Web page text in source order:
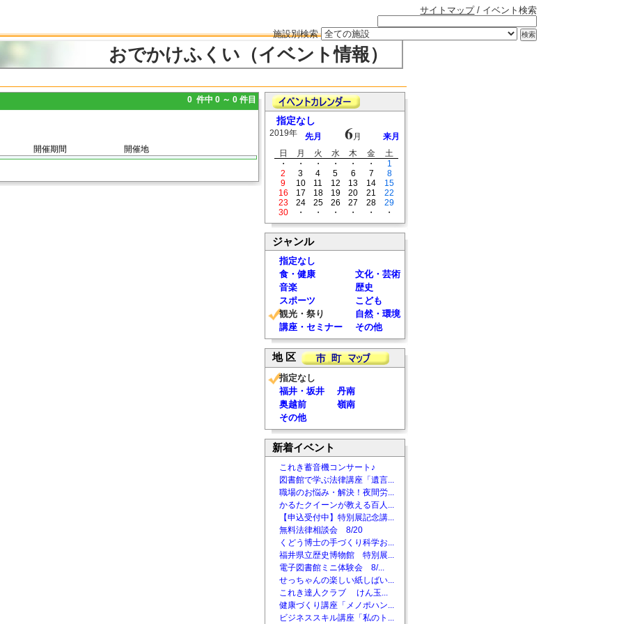
サイトマップ/ イベント検索
施設別検索
おでかけふくい（イベント情報）
0 件中 0 ～ 0 件目
開催期間 開催地
指定なし
2019年 先月 6月
来月
日
月 火 水 木 金
土
・
・ ・ ・ ・ ・
1
2
3 4 5 6 7
8
9
10 11 12 13 14
15
16
17 18 19 20 21
22
23
24 25 26 27 28
29
30
・ ・ ・ ・ ・ ・
ジャンル
指定なし
食・健康
文化・芸術
音楽
歴史
スポーツ
こども
観光・祭り
自然・環境
講座・セミナー
その他
地 区
指定なし
福井・坂井
丹南
奥越前
嶺南
その他
新着イベント
これき蓄音機コンサート♪
図書館で学ぶ法律講座「遺言...
職場のお悩み・解決！夜間労...
かるたクイーンが教える百人...
【申込受付中】特別展記念講...
無料法律相談会 8/20
くどう博士の手づくり科学お...
福井県立歴史博物館 特別展...
電子図書館ミニ体験会 8/...
せっちゃんの楽しい紙しばい...
これき達人クラブ けん玉...
健康づくり講座「メノポハン...
ビジネススキル講座「私のト...